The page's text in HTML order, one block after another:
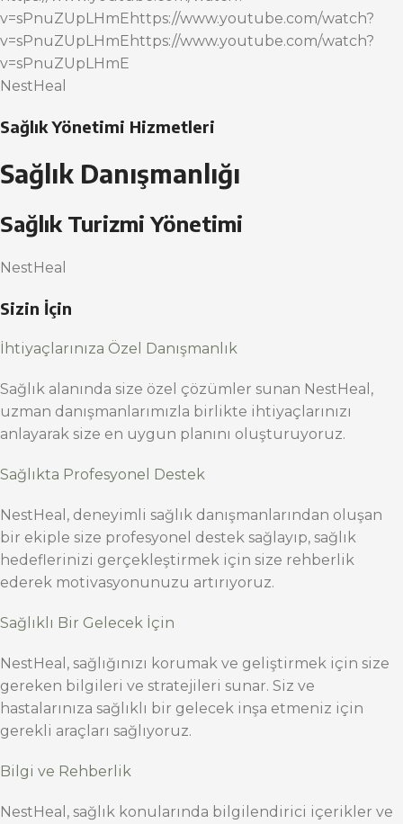
v=sPnuZUpLHmEhttps://www.youtube.com/watch?
v=sPnuZUpLHmEhttps://www.youtube.com/watch?
v=sPnuZUpLHmE
NestHeal
Sağlık Yönetimi Hizmetleri
Sağlık Danışmanlığı
Sağlık Turizmi Yönetimi
NestHeal
Sizin İçin
İhtiyaçlarınıza Özel Danışmanlık
Sağlık alanında size özel çözümler sunan NestHeal,
uzman danışmanlarımızla birlikte ihtiyaçlarınızı
anlayarak size en uygun planını oluşturuyoruz.
Sağlıkta Profesyonel Destek
NestHeal, deneyimli sağlık danışmanlarından oluşan
bir ekiple size profesyonel destek sağlayıp, sağlık
hedeflerinizi gerçekleştirmek için size rehberlik
ederek motivasyonunuzu artırıyoruz.
Sağlıklı Bir Gelecek İçin
NestHeal, sağlığınızı korumak ve geliştirmek için size
gereken bilgileri ve stratejileri sunar. Siz ve
hastalarınıza sağlıklı bir gelecek inşa etmeniz için
gerekli araçları sağlıyoruz.
Bilgi ve Rehberlik
NestHeal, sağlık konularında bilgilendirici içerikler ve